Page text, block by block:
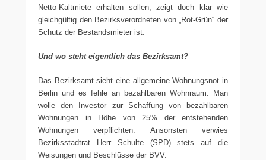
Netto-Kaltmiete erhalten sollen, zeigt doch klar wie
gleichgültig den Bezirksverordneten von „Rot-Grün“ der
Schutz der Bestandsmieter ist.
Und wo steht eigentlich das Bezirksamt?
Das Bezirksamt sieht eine allgemeine Wohnungsnot in
Berlin und es fehle an bezahlbaren Wohnraum. Man
wolle den Investor zur Schaffung von bezahlbaren
Wohnungen in Höhe von 25% der entstehenden
Wohnungen verpflichten. Ansonsten verwies
Bezirksstadtrat Herr Schulte (SPD) stets auf die
Weisungen und Beschlüsse der BVV.